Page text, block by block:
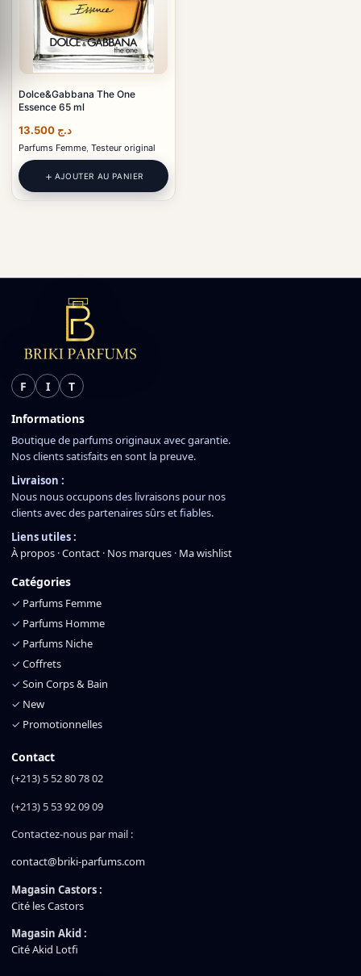
Dolce&Gabbana The One
Essence 65 ml
د.ج
Parfums Femme, Testeur original
AJOUTER AU PANIER
F I T
Informations
Boutique de parfums originaux avec garantie.
Nos clients satisfaits en sont la preuve.
Livraison :
Nous nous occupons des livraisons pour nos
clients avec des partenaires sûrs et fiables.
Liens utiles :
À propos ·Contact · Nos marques · Ma wishlist
Catégories
✓ Parfums Femme
✓ Parfums Homme
✓ Parfums Niche
✓ Coffrets
✓ Soin Corps & Bain
✓ New
✓ Promotionnelles
Contact
(+213) 5 52 80 78 02
(+213) 5 53 92 09 09
Contactez-nous par mail :
contact@briki-parfums.com
Magasin Castors :
Cité les Castors
Magasin Akid :
Cité Akid Lotfi